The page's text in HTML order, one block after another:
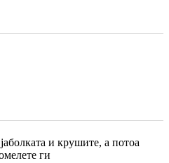
и крушите, а потоа
ги